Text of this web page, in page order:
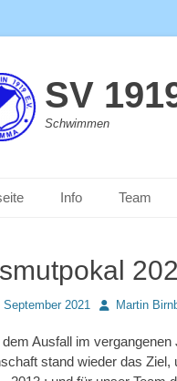
SV
Schwimmen
Menü
Info Team
September 2021 AutorMartin
Ausfall im
stand wieder das